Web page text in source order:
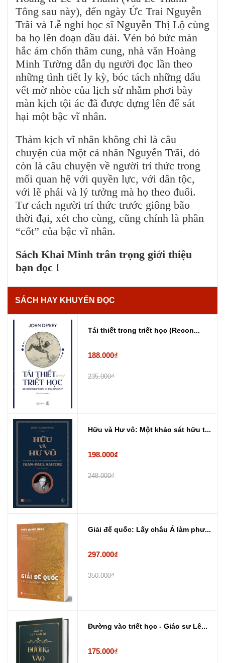
Tông sau này), đến ngày Ức Trai Nguyễn
Trãi và Lễ nghi học sĩ Nguyễn Thị Lộ cùng
ba họ lên đoạn đầu đài. Vén bỏ bức màn
hắc ám chốn thâm cung, nhà văn Hoàng
Minh Tường dẫn dụ người đọc lần theo
những tình tiết ly kỳ, bóc tách những dấu
vết mờ nhòe của lịch sử nhằm phơi bày
màn kịch tội ác đã được dựng lên để sát
hại một bậc vĩ nhân.
Thảm kịch vĩ nhân không chỉ là câu
chuyện của một cá nhân Nguyễn Trãi, đó
còn là câu chuyện về người trí thức trong
mối quan hệ với quyền lực, với dân tộc,
với lẽ phải và lý tưởng mà họ theo đuổi.
Tư cách người trí thức trước giông bão
thời đại, xét cho cùng, cũng chính là phần
“cốt” của bậc vĩ nhân.
Sách Khai Minh trân trọng giới thiệu
bạn đọc !
SÁCH HAY KHUYẾN ĐỌC
Tái thiết trong triết học (Recon...
188.000₫
235.000₫
Hữu và Hư vô: Một khảo sát hữu t...
198.000₫
248.000₫
Giải đế quốc: Lấy châu Á làm phư...
297.000₫
350.000₫
Đường vào triết học - Giáo sư Lê...
175.000₫